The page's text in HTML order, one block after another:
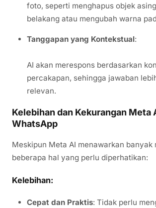
foto, seperti menghapus objek
belakang atau mengubah warna
Tanggapan yang Kontekstual:
AI akan merespons berdasarkan
percakapan, sehingga jawaban
relevan.
Kelebihan dan Kekurangan Meta
WhatsApp
Meskipun Meta AI menawarkan banyak
beberapa hal yang perlu diperhatikan:
Kelebihan:
Cepat dan Praktis: Tidak perlu